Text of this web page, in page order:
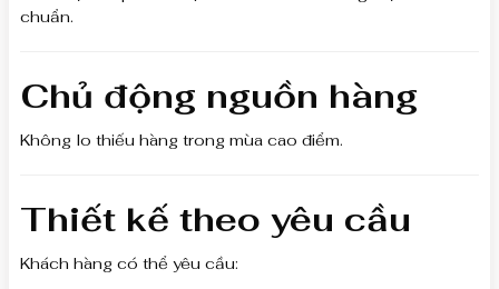
chuẩn.
Chủ động nguồn hàng
Không lo thiếu hàng trong mùa cao điểm.
Thiết kế theo yêu cầu
Khách hàng có thể yêu cầu: